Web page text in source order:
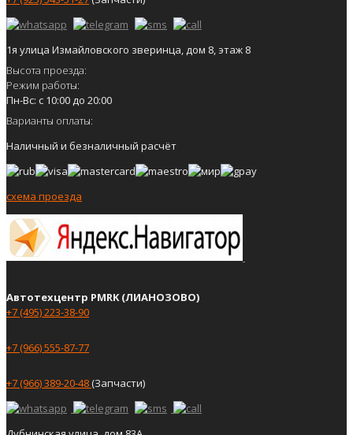
1я улица Измайловского зверинца, дом 8, этаж 8
Высота проезда:
Режим работы:
Пн-Вс: с 10:00 до 20:00
Варианты оплаты:
Наличный и безналичный расчёт
схема проезда
Автотехцентр PMRK (ЛИАНОЗОВО)
+7 (495) 223-38-90
+7 (966) 555-87-77
+7 (966) 389-20-48(Запчасти)